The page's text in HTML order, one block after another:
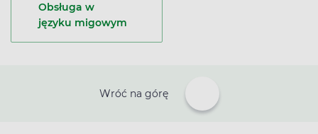
Obsługa w
języku migowym
Wróć na górę